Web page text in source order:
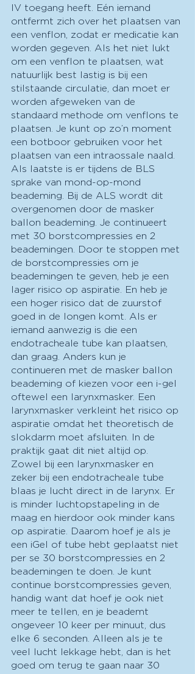
IV toegang heeft. Eén iemand
ontfermt zich over het plaatsen van
een venflon, zodat er medicatie kan
worden gegeven. Als het niet lukt
om een venflon te plaatsen, wat
natuurlijk best lastig is bij een
stilstaande circulatie, dan moet er
worden afgeweken van de
standaard methode om venflons te
plaatsen. Je kunt op zo’n moment
een botboor gebruiken voor het
plaatsen van een intraossale naald.
Als laatste is er tijdens de BLS
sprake van mond-op-mond
beademing. Bij de ALS wordt dit
overgenomen door de masker
ballon beademing. Je continueert
met 30 borstcompressies en 2
beademingen. Door te stoppen met
de borstcompressies om je
beademingen te geven, heb je een
lager risico op aspiratie. En heb je
een hoger risico dat de zuurstof
goed in de longen komt. Als er
iemand aanwezig is die een
endotracheale tube kan plaatsen,
dan graag. Anders kun je
continueren met de masker ballon
beademing of kiezen voor een i-gel
oftewel een larynxmasker. Een
larynxmasker verkleint het risico op
aspiratie omdat het theoretisch de
slokdarm moet afsluiten. In de
praktijk gaat dit niet altijd op.
Zowel bij een larynxmasker en
zeker bij een endotracheale tube
blaas je lucht direct in de larynx. Er
is minder luchtopstapeling in de
maag en hierdoor ook minder kans
op aspiratie. Daarom hoef je als je
een iGel of tube hebt geplaatst niet
per se 30 borstcompressies en 2
beademingen te doen. Je kunt
continue borstcompressies geven,
handig want dat hoef je ook niet
meer te tellen, en je beademt
ongeveer 10 keer per minuut, dus
elke 6 seconden. Alleen als je te
veel lucht lekkage hebt, dan is het
goed om terug te gaan naar 30